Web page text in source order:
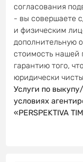
согласования
- вы совершаете
и физическим
дополнительную
стоимость нашей
гарантию того,
юридически
Услуги по
условиях
«PERSPEKTIVA